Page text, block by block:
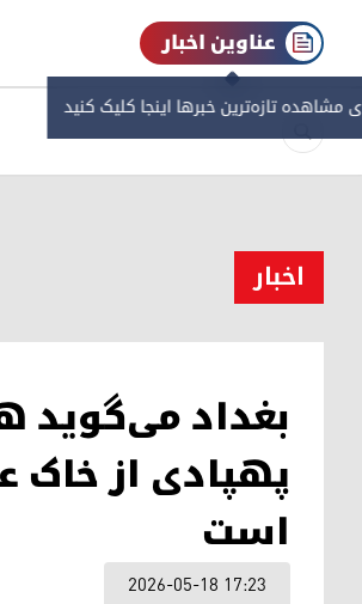
عناوین اخبار
مشاهده‌ تازه‌ترین خبرها اینجا کلیک کنید
اخبار
بغداد می‌گوید
پهپادی از
است
2026-05-18 17:23